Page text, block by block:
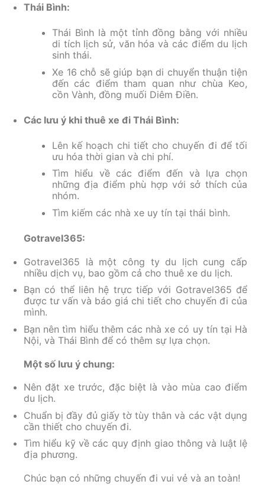
Thái Bình:
Thái Bình là một tỉnh đồng bằng với nhiều
di tích lịch sử, văn hóa và các điểm du lịch
sinh thái.
Xe 16 chỗ sẽ giúp bạn di chuyển thuận tiện
đến các điểm tham quan như chùa Keo,
cồn Vành, đồng muối Diêm Điền.
Các lưu ý khi thuê xe đi Thái Bình:
Lên kế hoạch chi tiết cho chuyến đi để tối
ưu hóa thời gian và chi phí.
Tìm hiểu về các điểm đến và lựa chọn
những địa điểm phù hợp với sở thích của
nhóm.
Tìm kiếm các nhà xe uy tín tại thái bình.
Gotravel365:
Gotravel365 là một công ty du lịch cung cấp
nhiều dịch vụ, bao gồm cả cho thuê xe du lịch.
Bạn có thể liên hệ trực tiếp với Gotravel365 để
được tư vấn và báo giá chi tiết cho chuyến đi của
mình.
Bạn nên tìm hiểu thêm các nhà xe có uy tín tại Hà
Nội, và Thái Bình để có thêm sự lựa chọn.
Một số lưu ý chung:
Nên đặt xe trước, đặc biệt là vào mùa cao điểm
du lịch.
Chuẩn bị đầy đủ giấy tờ tùy thân và các vật dụng
cần thiết cho chuyến đi.
Tìm hiểu kỹ về các quy định giao thông và luật lệ
địa phương.
Chúc bạn có những chuyến đi vui vẻ và an toàn!